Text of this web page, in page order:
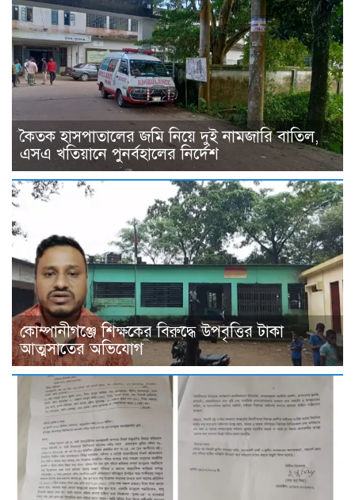
কৈতক হাসপাতালের জমি নিয়ে দুই নামজারি বাতিল,
এসএ খতিয়ানে পুনর্বহালের নির্দেশ
কোম্পানীগঞ্জে শিক্ষকের বিরুদ্ধে উপবৃত্তির টাকা
আত্মসাতের অভিযোগ